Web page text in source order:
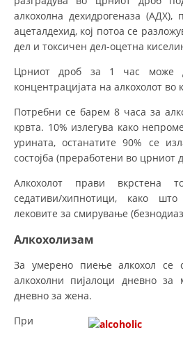
алкохолна дехидрогеназа
ацеталдехид, кој потоа се
дел и токсичен дел-оцетна
Црниот дроб за 1 час може
концентрацијата на алкохолот во
Потребни се барем 8 часа за
крвта. 10% излегува како
урината, останатите 90% се
состојба (преработени во црниот
Алкохолот прави вкрстена
седативи/хипнотици, како
лековите за смирување
Алкохолизам
За умерено пиење алкохол се
алкохолни пијалоци дневно
дневно за жена.
При